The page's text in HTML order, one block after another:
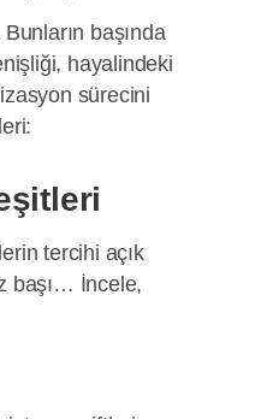
başında
hayalindeki
sürecini
tercihi açık
başı… İncele,